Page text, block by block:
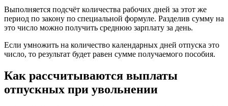
Выполняется подсчёт количества рабочих дней за этот же
период по закону по специальной формуле. Разделив сумму на
это число можно получить среднюю зарплату за день.
Если умножить на количество календарных дней отпуска это
число, то результат будет равен сумме получаемого пособия.
Как рассчитываются выплаты
отпускных при увольнении